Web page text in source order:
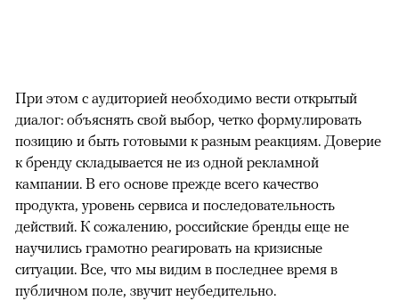
При этом с аудиторией необходимо вести открытый
диалог: объяснять свой выбор, четко формулировать
позицию и быть готовыми к разным реакциям. Доверие
к бренду складывается не из одной рекламной
кампании. В его основе прежде всего качество
продукта, уровень сервиса и последовательность
действий. К сожалению, российские бренды еще не
научились грамотно реагировать на кризисные
ситуации. Все, что мы видим в последнее время в
публичном поле, звучит неубедительно.